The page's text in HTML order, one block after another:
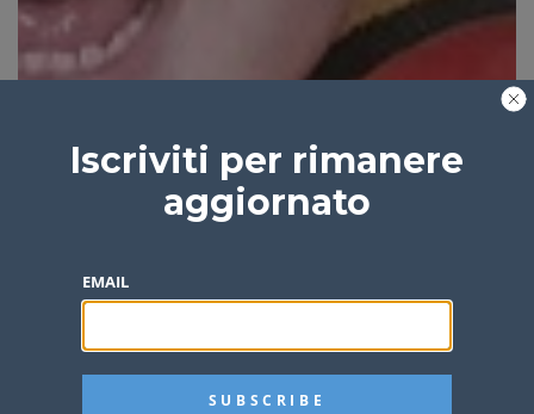
Iscriviti per rimanere
aggiornato
EMAIL